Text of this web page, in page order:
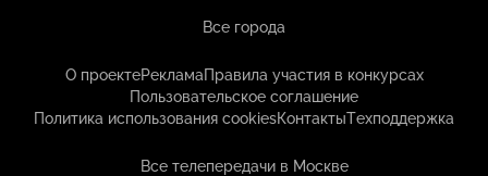
Все города
О проектеРекламаПравила участия в конкурсах
Пользовательское соглашение
Политика использования cookiesКонтактыТехподдержка
Все телепередачи в Москве